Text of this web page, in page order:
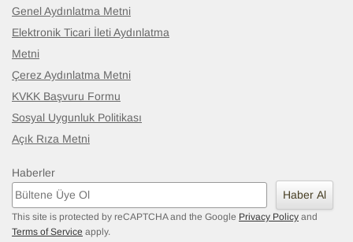
Genel Aydınlatma Metni
Elektronik Ticari İleti Aydınlatma
Metni
Çerez Aydınlatma Metni
KVKK Başvuru Formu
Sosyal Uygunluk Politikası
Açık Rıza Metni
Haberler
Haber Al
This site is protected by reCAPTCHA and the Google Privacy Policy and
Terms of Service apply.